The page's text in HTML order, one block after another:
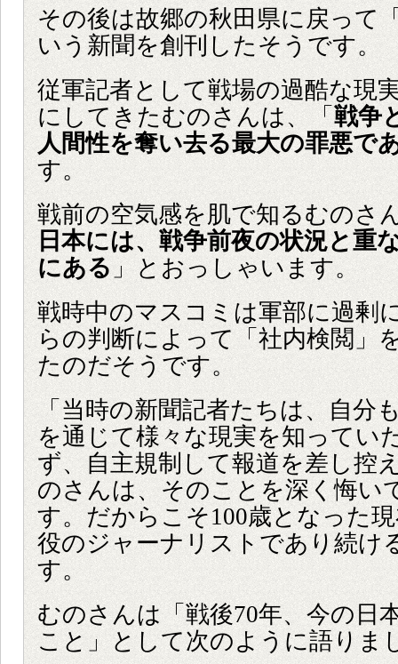
その後は故郷の秋田県に戻って
いう新聞を創刊したそうです。
従軍記者として戦場の過酷な現
にしてきたむのさんは、「 戦争
人間性を奪い去る最大の罪悪で
す。
戦前の空気感を肌で知るむのさ
日本には、戦争前夜の状況と重
にある 」とおっしゃいます。
戦時中のマスコミは軍部に過剰
らの判断によって「社内検閲」
たのだそうです。
「当時の新聞記者たちは、自分
を通じて様々な現実を知ってい
ず、自主規制して報道を差し控
のさんは、そのことを深く悔い
す。だからこそ100歳となった
役のジャーナリストであり続け
す。
むのさんは「戦後70年、今の日
こと」として次のように語りま